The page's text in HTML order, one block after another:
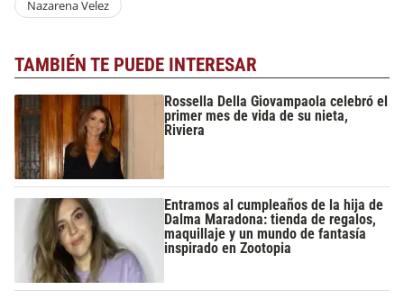
Nazarena Velez
TAMBIÉN TE PUEDE INTERESAR
Rossella Della Giovampaola celebró el
primer mes de vida de su nieta,
Riviera
Entramos al cumpleaños de la hija de
Dalma Maradona: tienda de regalos,
maquillaje y un mundo de fantasía
inspirado en Zootopia